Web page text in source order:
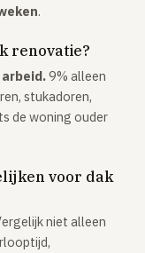
.
renovatie?
9% alleen
stukadoren,
de woning ouder
voor dak
niet alleen